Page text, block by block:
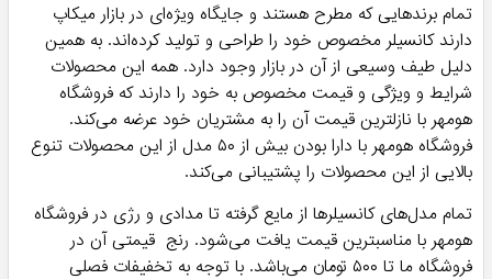
تمام برندهایی که مطرح هستند و جایگاه ویژه‌ای در بازار میکاپ
دارند کانسیلر مخصوص خود را طراحی و تولید کرده‌اند. به همین
دلیل طیف وسیعی از آن در بازار وجود دارد. همه این محصولات
شرایط و ویژگی و قیمت مخصوص به خود را دارند که فروشگاه
هومهر با نازلترین قیمت آن را به مشتریان خود عرضه می‌‌کند.
فروشگاه هومهر با دارا بودن بیش از ۵۰ مدل از این محصولات تنوع
بالایی از این محصولات را پشتیبانی می‌کند.
تمام مدل‌های کانسیلرها از مایع گرفته تا مدادی و رژی در فروشگاه
هومهر با مناسبترین قیمت یافت می‌شود. رنج قیمتی آن در
فروشگاه ما تا ۵۰۰ تومان می‌باشد. با توجه به تخفیفات فصلی